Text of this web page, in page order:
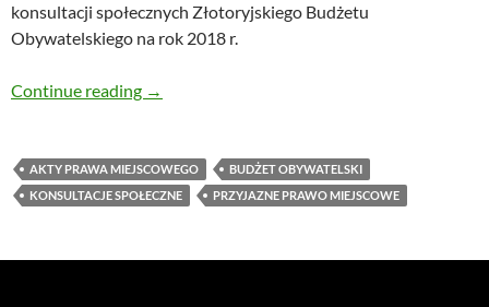
konsultacji społecznych Złotoryjskiego Budżetu
Obywatelskiego na rok 2018 r.
Continue reading Zmiana w procedurze głosowania w
→
AKTY PRAWA MIEJSCOWEGO
BUDŻET OBYWATELSKI
KONSULTACJE SPOŁECZNE
PRZYJAZNE PRAWO MIEJSCOWE